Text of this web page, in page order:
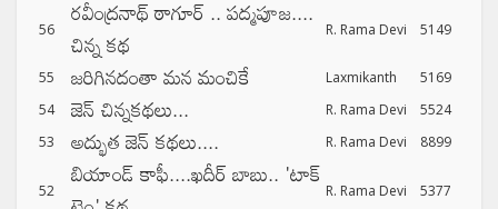
56
రవీంద్రనాథ్ ఠాగూర్ .. పద్మపూజ....
చిన్న కథ
R. Rama Devi 5149
55 జరిగినదంతా మన మంచికే Laxmikanth
5169
54
జెన్ చిన్నకథలు... R. Rama Devi
5524
53
అద్భుత జెన్ కథలు.... R. Rama Devi 8899
52
బియాండ్ కాఫీ....ఖదీర్ బాబు.. 'టాక్ R. Rama Devi 5377